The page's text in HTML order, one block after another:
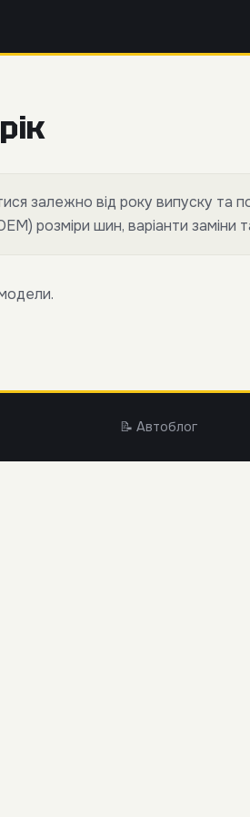
залежно від року випуску та
розміри шин, варіанти заміни
📝 Автоблог